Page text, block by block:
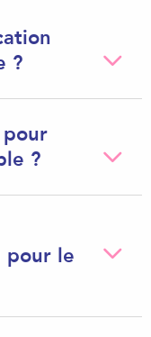
?
?
pour le